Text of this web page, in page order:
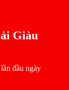
Giàu
đầu ngày